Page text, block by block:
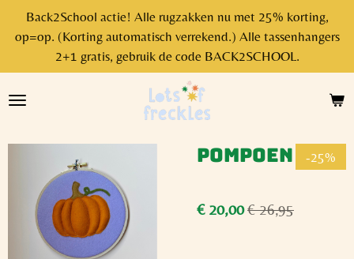
direct
de
hoofdinhoud
Back2School actie! Alle rugzakken nu met 25% korting,
op=op. (Korting automatisch verrekend.) Alle tassenhangers
2+1 gratis, gebruik de code BACK2SCHOOL.
Pompoen -25%
€ 20,00€ 26,95